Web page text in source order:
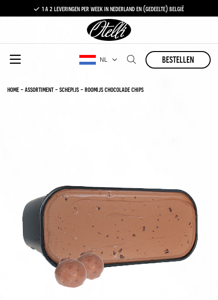
1 a 2 leveringen per week in nederland en (gedeelte) belgië
gratis levering vanaf €100,-
1 a 2 leveringen per week in nederland en (gedeelte) belgië
NL bestellen
home-assortiment-schepijs-roomijs chocolade chips